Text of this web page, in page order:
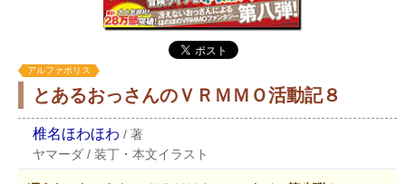
アルファポリス
とあるおっさんのＶＲＭＭＯ活動記８
椎名ほわほわ / 著
ヤマーダ / 装丁・本文イラスト